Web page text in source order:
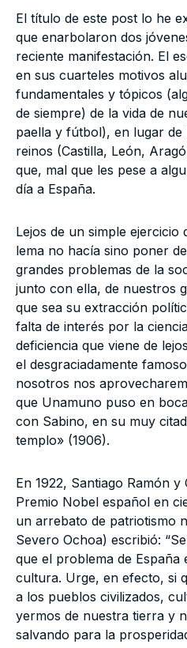
El título de este post lo he
que enarbolaron dos
reciente manifestación. El
en sus cuarteles motivos
fundamentales y tópicos
de siempre) de la vida de
paella y fútbol), en lugar de
reinos (Castilla, León,
que, mal que les pese a
día a España.
Lejos de un simple ejercicio
lema no hacía sino poner
grandes problemas de la
junto con ella, de nuestros
que sea su extracción
falta de interés por la
deficiencia que viene de
el desgraciadamente
nosotros nos
que Unamuno puso en
con Sabino, en su muy
templo» (1906).
En 1922, Santiago Ramón
Premio Nobel español en
un arrebato de patriotismo
Severo Ochoa) escribió:
que el problema de España
cultura. Urge, en efecto, si
a los pueblos civilizados,
yermos de nuestra tierra y
salvando para la